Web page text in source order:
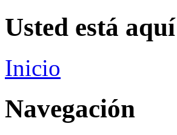
Usted está aquí
Inicio
Navegación